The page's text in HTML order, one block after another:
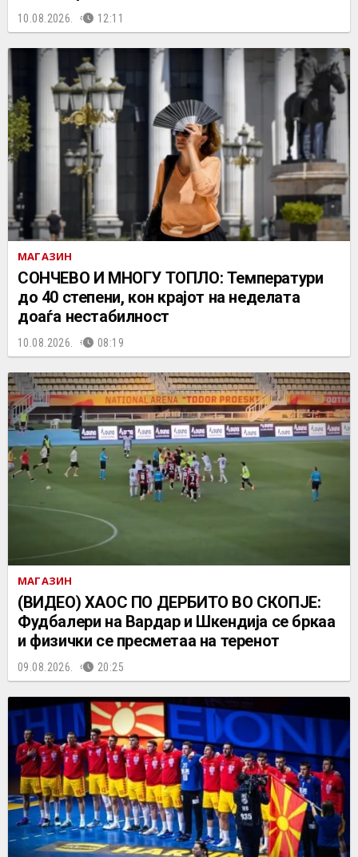
10.08.2026. 12:11
МАГАЗИН
СОНЧЕВО И МНОГУ ТОПЛО: Температури
до 40 степени, кон крајот на неделата
доаѓа нестабилност
10.08.2026. 08:19
МАГАЗИН
(ВИДЕО) ХАОС ПО ДЕРБИТО ВО СКОПЈЕ:
Фудбалери на Вардар и Шкендија се бркаа
и физички се пресметаа на теренот
09.08.2026. 20:25